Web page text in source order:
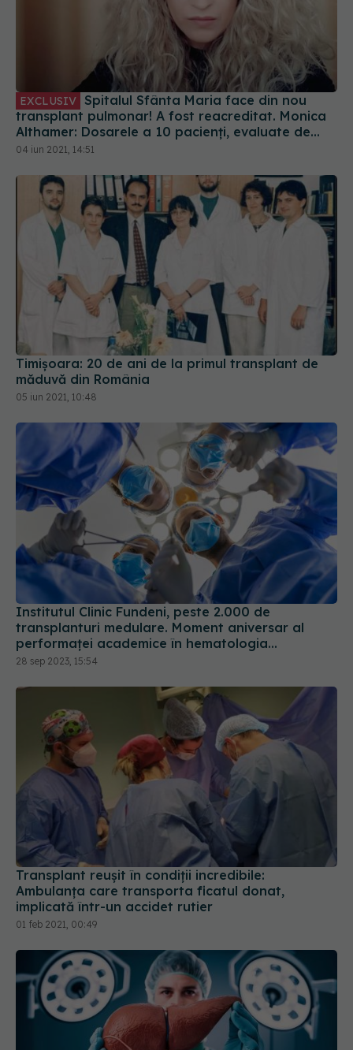
EXCLUSIV
transplant pulmonar! A fost reacreditat. Monica
Althamer: Dosarele a 10 pacienți, evaluate de
italieni
04 iun 2021, 14:51
Timișoara: 20 de ani de la primul transplant de
măduvă din România
05 iun 2021, 10:48
Institutul Clinic Fundeni, peste 2.000 de
transplanturi medulare. Moment aniversar al
performaței academice în hematologia
românească
28 sep 2023, 15:54
Transplant reușit în condiții incredibile:
Ambulanța care transporta ficatul donat,
implicată într-un accidet rutier
01 feb 2021, 00:49